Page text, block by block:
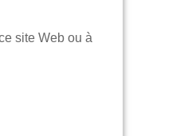
site Web ou à